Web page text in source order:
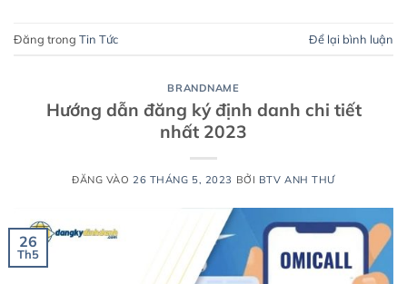
Đăng trong Tin Tức Để lại bình luận
BRANDNAME
Hướng dẫn đăng ký định danh chi tiết
nhất 2023
ĐĂNG VÀO26 THÁNG 5, 2023 BỞI BTV ANH THƯ
26
Th5